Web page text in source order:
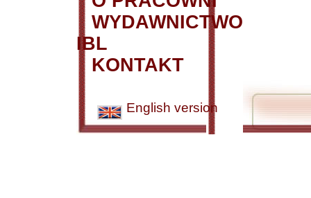
WYDAWNICTWO
IBL
KONTAKT
English version